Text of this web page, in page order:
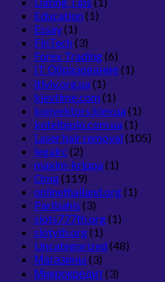
Education (1)
Essay(1)
FinTech (3)
Forex Trading(6)
IT Образование (1)
itlviv.org.ua (1)
kievtime.com (1)
konvektors.kiev.ua (1)
kotelteplo.com.ua (1)
Laser hair removal (105)
legalrc (2)
maxim-krippa (1)
Omg(119)
onlinethailand.org(1)
Paribahis (3)
slots777th.org(1)
slotyth.org(1)
Uncategorized (48)
Магазины (3)
Микрокредит(3)